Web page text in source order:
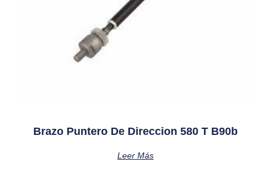
Brazo Puntero De Direccion 580 T B90b
Leer Más